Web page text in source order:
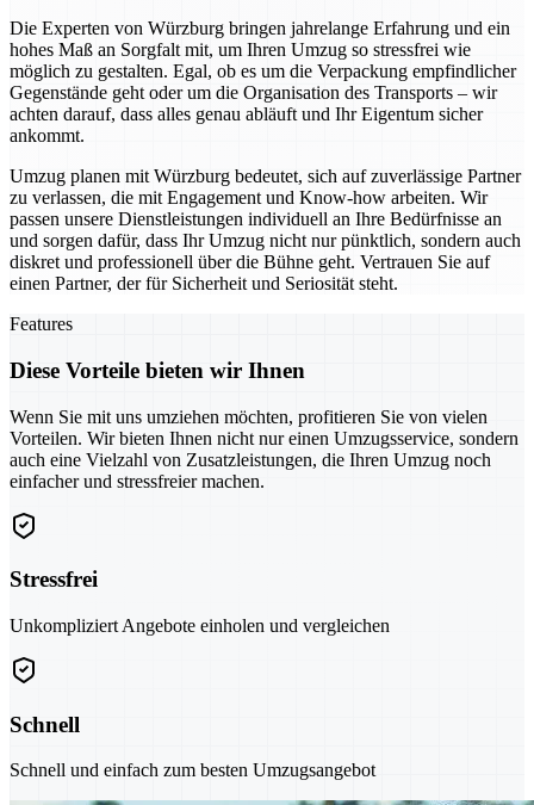
Die Experten von Würzburg bringen jahrelange Erfahrung und ein
hohes Maß an Sorgfalt mit, um Ihren Umzug so stressfrei wie
möglich zu gestalten. Egal, ob es um die Verpackung empfindlicher
Gegenstände geht oder um die Organisation des Transports – wir
achten darauf, dass alles genau abläuft und Ihr Eigentum sicher
ankommt.
Umzug planen mit Würzburg bedeutet, sich auf zuverlässige Partner
zu verlassen, die mit Engagement und Know-how arbeiten. Wir
passen unsere Dienstleistungen individuell an Ihre Bedürfnisse an
und sorgen dafür, dass Ihr Umzug nicht nur pünktlich, sondern auch
diskret und professionell über die Bühne geht. Vertrauen Sie auf
einen Partner, der für Sicherheit und Seriosität steht.
Features
Diese Vorteile bieten wir Ihnen
Wenn Sie mit uns umziehen möchten, profitieren Sie von vielen
Vorteilen. Wir bieten Ihnen nicht nur einen Umzugsservice, sondern
auch eine Vielzahl von Zusatzleistungen, die Ihren Umzug noch
einfacher und stressfreier machen.
Stressfrei
Unkompliziert Angebote einholen und vergleichen
Schnell
Schnell und einfach zum besten Umzugsangebot